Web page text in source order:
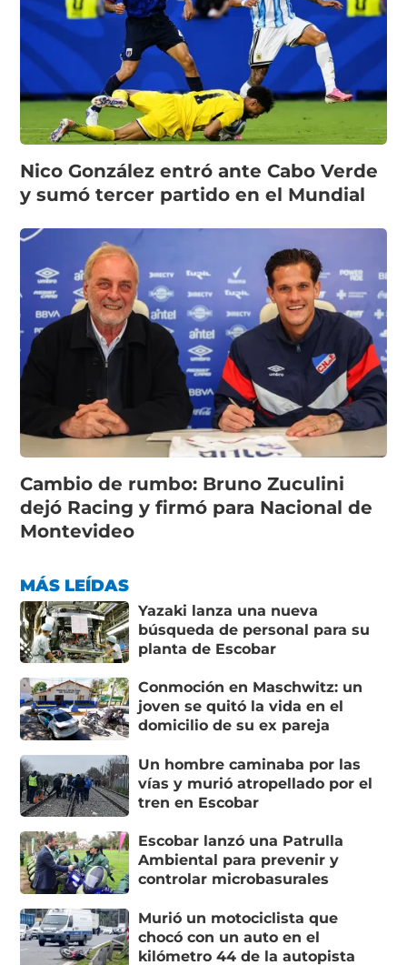
Nico González entró ante Cabo Verde
y sumó tercer partido en el Mundial
Cambio de rumbo: Bruno Zuculini
dejó Racing y firmó para Nacional de
Montevideo
MÁS LEÍDAS
Yazaki lanza una nueva
búsqueda de personal para su
planta de Escobar
Conmoción en Maschwitz: un
joven se quitó la vida en el
domicilio de su ex pareja
Un hombre caminaba por las
vías y murió atropellado por el
tren en Escobar
Escobar lanzó una Patrulla
Ambiental para prevenir y
controlar microbasurales
Murió un motociclista que
chocó con un auto en el
kilómetro 44 de la autopista